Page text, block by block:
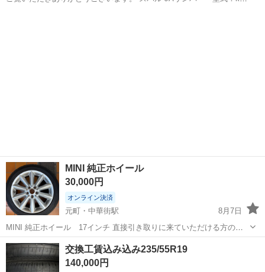
MINI 純正ホイール
30,000円
オンライン決済
元町・中華街駅
8月7日
MINI 純正ホイール 17インチ 直接引き取りに来ていただける方のみ
お願いいたします。
神奈川 横浜市 元町・中華街駅
交換工賃込み込み235/55R19
140,000円